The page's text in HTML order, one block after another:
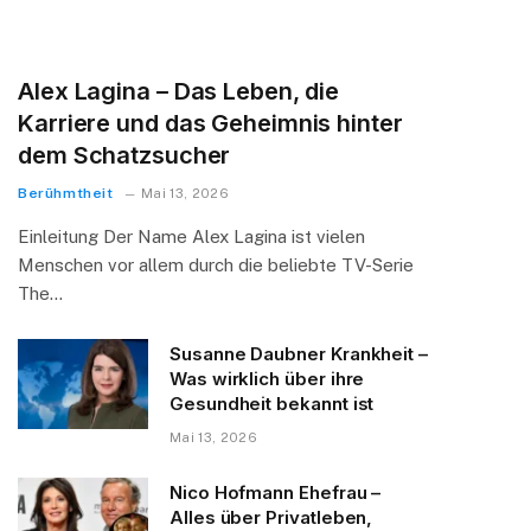
Alex Lagina – Das Leben, die
Karriere und das Geheimnis hinter
dem Schatzsucher
Berühmtheit Mai 13, 2026
Einleitung Der Name Alex Lagina ist vielen
Menschen vor allem durch die beliebte TV-Serie
The…
Susanne Daubner Krankheit –
Was wirklich über ihre
Gesundheit bekannt ist
Mai 13, 2026
Nico Hofmann Ehefrau –
Alles über Privatleben,